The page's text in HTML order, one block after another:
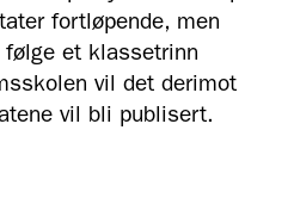
fortløpende, men
et klassetrinn
vil det derimot
vil bli publisert.